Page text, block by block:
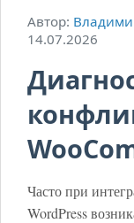
Автор:
14.07.2026
Часто при
WordPress